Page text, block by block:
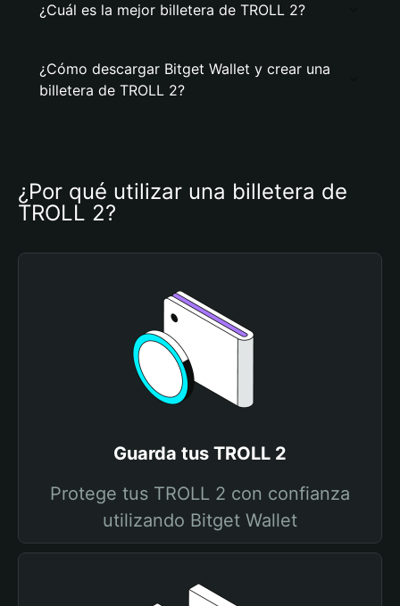
¿Cuál es la mejor billetera de TROLL 2?
¿Cómo descargar Bitget Wallet y crear una
billetera de TROLL 2?
¿Por qué utilizar una billetera de
TROLL 2?
Guarda tus TROLL 2
Protege tus TROLL 2 con confianza
utilizando Bitget Wallet